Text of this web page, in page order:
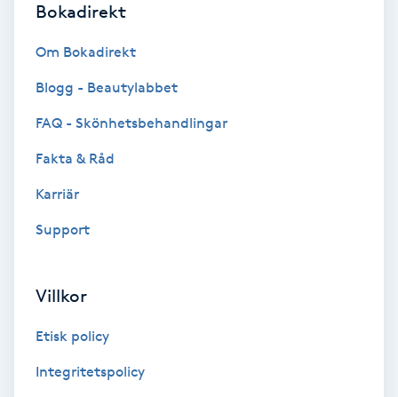
Color correction
Cryoterapi
Damklippning
Diamantslipning
Enzympeeling
Extensions
Bokadirekt
Om Bokadirekt
Blogg - Beautylabbet
FAQ - Skönhetsbehandlingar
Fakta & Råd
Karriär
Support
Villkor
Etisk policy
Integritetspolicy